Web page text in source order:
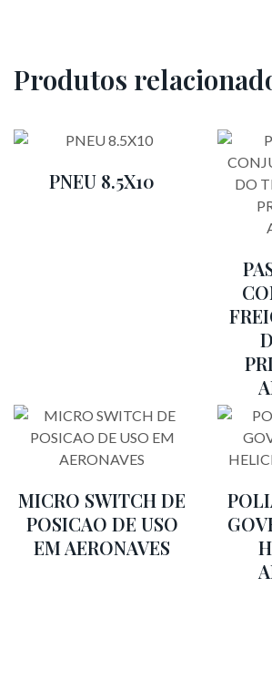
Produtos
PNEU 8.5X10
MICRO SWITCH DE
POSICAO DE USO
EM AERONAVES